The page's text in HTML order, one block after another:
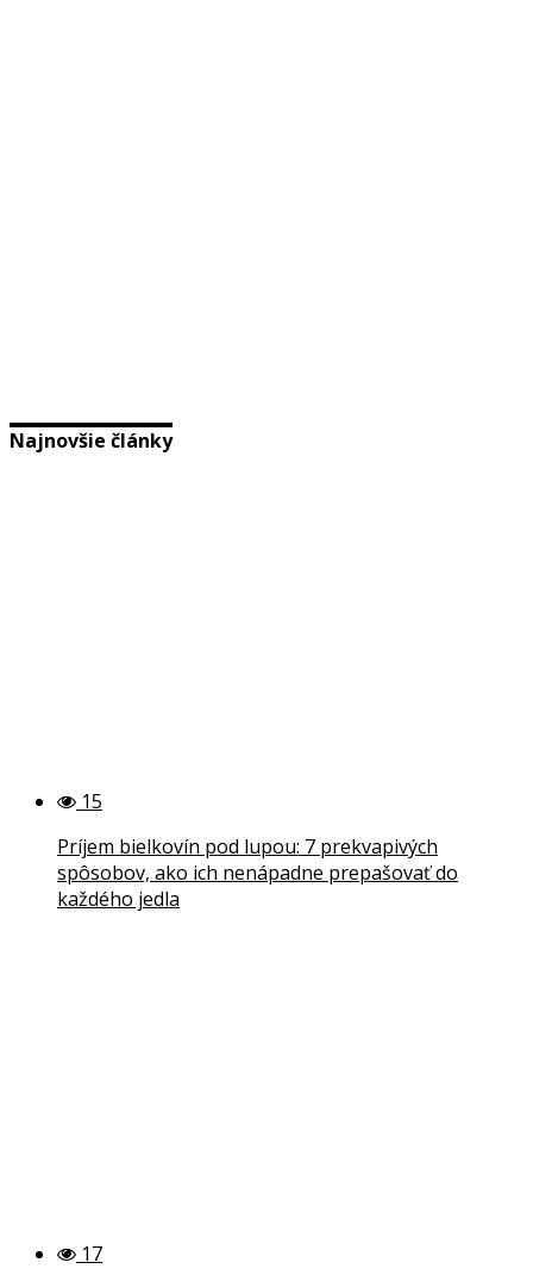
Najnovšie články
15
Príjem bielkovín pod lupou: 7 prekvapivých
spôsobov, ako ich nenápadne prepašovať do
každého jedla
17